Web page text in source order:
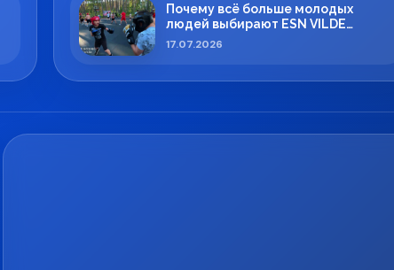
Почему всё больше молодых
людей выбирают ESN VILDE
BOXING в Силламяэ?
17.07.2026